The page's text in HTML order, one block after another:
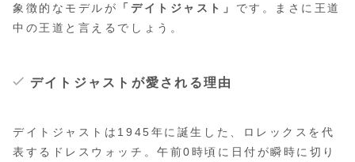
象徴的なモデルが
「デイトジャスト」 です。まさに王道
中の王道と言えるでしょう。
デイトジャストが愛される理由
デイトジャストは1945年に誕生した、ロレックスを代
表するドレスウォッチ。午前0時頃に日付が瞬時に切り